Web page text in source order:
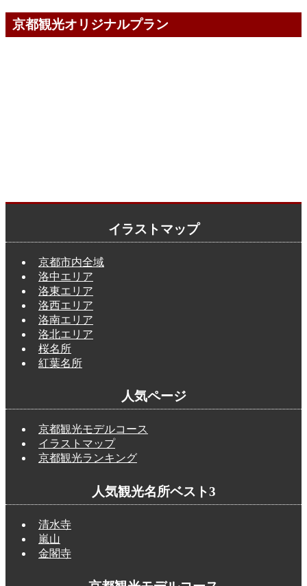
京都観光オリジナルプラン
イラストマップ
京都市内全域
洛中エリア
洛東エリア
洛西エリア
洛南エリア
洛北エリア
桜名所
紅葉名所
人気ページ
京都観光モデルコース
イラストマップ
京都観光ランキング
人気観光名所ベスト3
清水寺
嵐山
金閣寺